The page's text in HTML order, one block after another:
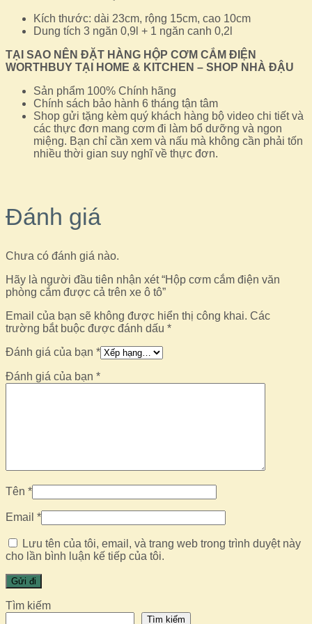
Kích thước: dài 23cm, rộng 15cm, cao 10cm
Dung tích 3 ngăn 0,9l + 1 ngăn canh 0,2l
TẠI SAO NÊN ĐẶT HÀNG HỘP CƠM CẮM ĐIỆN
WORTHBUY TẠI HOME & KITCHEN – SHOP NHÀ ĐẬU
Sản phẩm 100% Chính hãng
Chính sách bảo hành 6 tháng tận tâm
Shop gửi tặng kèm quý khách hàng bộ video chi tiết và
các thực đơn mang cơm đi làm bổ dưỡng và ngon
miệng. Bạn chỉ cần xem và nấu mà không cần phải tốn
nhiều thời gian suy nghĩ về thực đơn.
Đánh giá
Chưa có đánh giá nào.
Hãy là người đầu tiên nhận xét “Hộp cơm cắm điện văn
phòng cắm được cả trên xe ô tô”
Email của bạn sẽ không được hiển thị công khai. Các
trường bắt buộc được đánh dấu *
Đánh giá của bạn *
Đánh giá của bạn *
Tên *
Email *
Lưu tên của tôi, email, và trang web trong trình duyệt này
cho lần bình luận kế tiếp của tôi.
Tìm kiếm
Tìm kiếm